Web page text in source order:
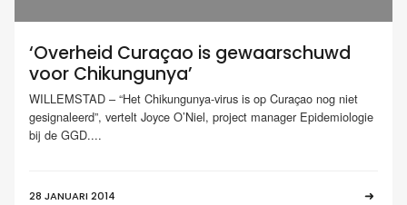
‘Overheid Curaçao is gewaarschuwd
voor Chikungunya’
WILLEMSTAD – “Het Chikungunya-virus is op Curaçao nog niet
gesignaleerd”, vertelt Joyce O’Niel, project manager Epidemiologie
bij de GGD....
28 JANUARI 2014